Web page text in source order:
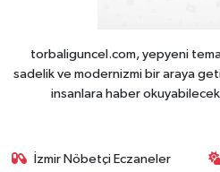
torbaliguncel.com, yepyeni
sadelik ve modernizmi bir araya
insanlara haber
İzmir Nöbetçi Eczaneler